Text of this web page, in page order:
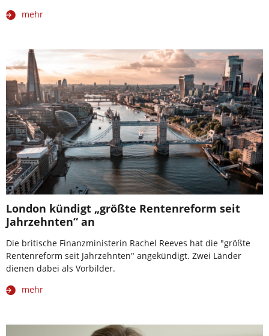
mehr
London kündigt „größte Rentenreform seit
Jahrzehnten“ an
Die britische Finanzministerin Rachel Reeves hat die "größte
Rentenreform seit Jahrzehnten" angekündigt. Zwei Länder
dienen dabei als Vorbilder.
mehr